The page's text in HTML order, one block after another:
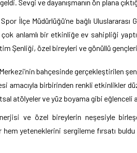
Sevgi ve dayanışmanın ön plana
İlçe Müdürlüğü’ne bağlı Uluslararası
çok anlamlı bir etkinliğe ev sahipliği
Şenliği, özel bireyleri ve gönüllü
bahçesinde gerçekleştirilen
amacıyla birbirinden renkli etkinlikler
atölyeler ve yüz boyama gibi eğlenceli
ve özel bireylerin neşesiyle
hem yeteneklerini sergileme fırsatı